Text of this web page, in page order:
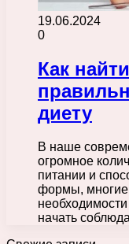
19.06.2024
0
Как
диету
В наше
огромное
питании и
формы,
начать